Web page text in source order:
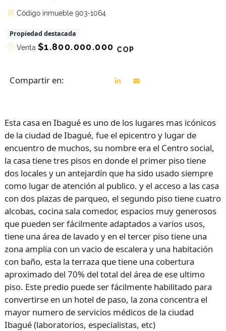
Código inmueble 903-1064
Propiedad destacada
Venta $1.800.000.000COP
Compartir en:
Esta casa en Ibagué es uno de los lugares mas icónicos
de la ciudad de Ibagué, fue el epicentro y lugar de
encuentro de muchos, su nombre era el Centro social,
la casa tiene tres pisos en donde el primer piso tiene
dos locales y un antejardín que ha sido usado siempre
como lugar de atención al publico. y el acceso a las casa
con dos plazas de parqueo, el segundo piso tiene cuatro
alcobas, cocina sala comedor, espacios muy generosos
que pueden ser fácilmente adaptados a varios usos,
tiene una área de lavado y en el tercer piso tiene una
zona amplia con un vacio de escalera y una habitación
con baño, esta la terraza que tiene una cobertura
aproximado del 70% del total del área de ese ultimo
piso. Este predio puede ser fácilmente habilitado para
convertirse en un hotel de paso, la zona concentra el
mayor numero de servicios médicos de la ciudad
Ibagué (laboratorios, especialistas, etc)